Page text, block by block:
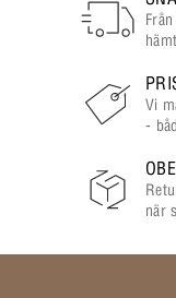
Vi
-
när